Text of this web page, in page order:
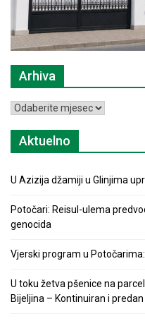
Arhiva
Arhiva
Aktuelno
U Azizija džamiji u Glinjima
Potočari: Reisul-ulema
genocida
Vjerski program u
U toku žetva pšenice na
Bijeljina – Kontinuiran i